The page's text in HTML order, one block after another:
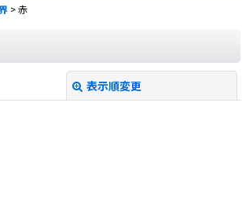
>赤
表示順変更